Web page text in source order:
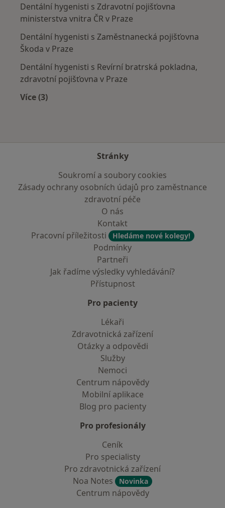
Dentální hygenisti s Zdravotní pojišťovna
ministerstva vnitra ČR v Praze
Dentální hygenisti s Zaměstnanecká pojišťovna
Škoda v Praze
Dentální hygenisti s Revírní bratrská pokladna,
zdravotní pojišťovna v Praze
Více (3)
Stránky
Soukromí a soubory cookies
Zásady ochrany osobních údajů pro zaměstnance
zdravotní péče
O nás
Kontakt
Pracovní příležitosti
Hledáme nové kolegy!
Podmínky
Partneři
Jak řadíme výsledky vyhledávání?
Přístupnost
Pro pacienty
Lékaři
Zdravotnická zařízení
Otázky a odpovědi
Služby
Nemoci
Centrum nápovědy
Mobilní aplikace
Blog pro pacienty
Pro profesionály
Ceník
Pro specialisty
Pro zdravotnická zařízení
Noa Notes
Novinka
Centrum nápovědy